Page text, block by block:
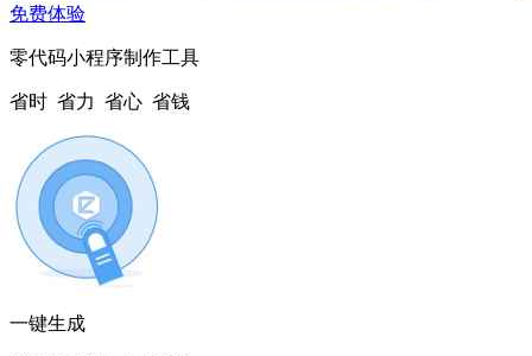
免费体验
零代码小程序制作工具
省时 省力 省心 省钱
一键生成